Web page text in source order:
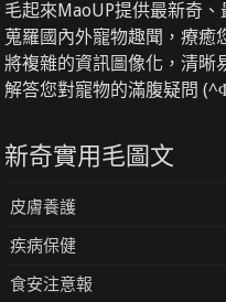
毛起來MaoUP提供最新奇、
蒐羅國內外寵物趣聞，療癒
將複雜的資訊圖像化，清晰
解答您對寵物的滿腹疑問
新奇實用毛圖文
皮膚養護
疾病保健
食安注意報